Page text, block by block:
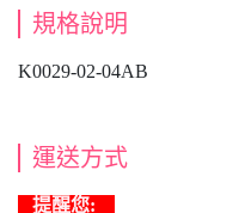
規格說明
K0029-02-04AB
運送方式
提醒您: